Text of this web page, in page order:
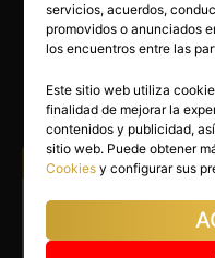
Alcalá
Escort en
servicios, acuerdos,
promovidos o anunciados
los encuentros entre las
Este sitio web utiliza
finalidad de mejorar la
contenidos y publicidad,
sitio web. Puede obtener
Cookies y configurar sus